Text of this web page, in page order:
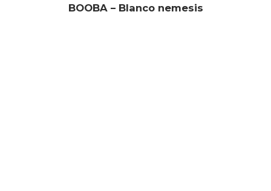
BOOBA – Blanco nemesis